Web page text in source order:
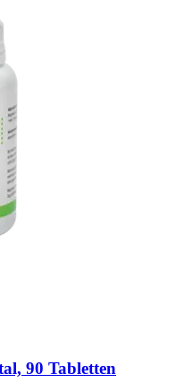
90 Tabletten